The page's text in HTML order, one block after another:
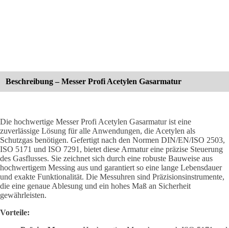
Beschreibung – Messer Profi Acetylen Gasarmatur
Die hochwertige Messer Profi Acetylen Gasarmatur ist eine
zuverlässige Lösung für alle Anwendungen, die Acetylen als
Schutzgas benötigen. Gefertigt nach den Normen DIN/EN/ISO 2503,
ISO 5171 und ISO 7291, bietet diese Armatur eine präzise Steuerung
des Gasflusses. Sie zeichnet sich durch eine robuste Bauweise aus
hochwertigem Messing aus und garantiert so eine lange Lebensdauer
und exakte Funktionalität. Die Messuhren sind Präzisionsinstrumente,
die eine genaue Ablesung und ein hohes Maß an Sicherheit
gewährleisten.
Vorteile: